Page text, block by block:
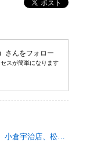
ポスト
さんをフォロー
スが簡単になります
【東京オフィス服部投稿】㊗️㊗️マッハ車検 小倉宇治店、松本島内店オープン‼️